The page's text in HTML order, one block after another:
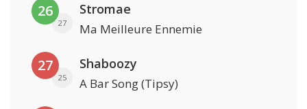
26
27
Stromae
Ma Meilleure Ennemie
27
25
Shaboozy
A Bar Song (Tipsy)